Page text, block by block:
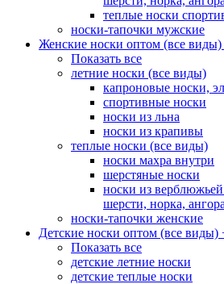
теплые носки
носки-тапочки мужские
Женские носки оптом (все виды)
Показать все
летние носки (все виды)
капроновые носки,
спортивные носки
носки из льна
носки из крапивы
теплые носки (все виды)
носки махра внутри
шерстяные носки
носки из
шерсти, норка,
носки-тапочки женские
Детские носки оптом (все виды)
Показать все
детские летние носки
детские теплые носки